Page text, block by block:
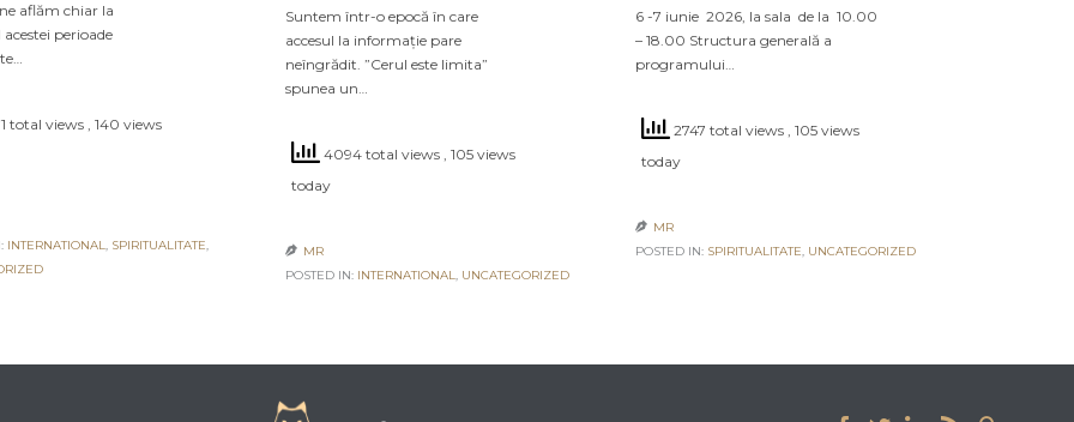
aflăm chiar la
perioade
total views, 140 views
INTERNATIONAL, SPIRITUALITATE,
Suntem într-o epocă în care
accesul la informație pare
neîngrădit. ”Cerul este limita”
spunea un…
4094 total views , 105 views
today
 MR
POSTED IN: INTERNATIONAL, UNCATEGORIZED
6 -7 iunie 2026, la sala de la 10.00
– 18.00 Structura generală a
programului…
2747 total views , 105 views
today
 MR
POSTED IN: SPIRITUALITATE, UNCATEGORIZED